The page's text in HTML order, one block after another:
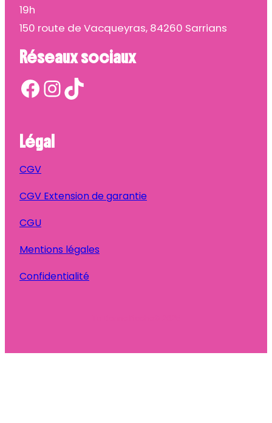
19h
150 route de Vacqueyras, 84260 Sarrians
Réseaux sociaux
Facebook InstagramTikTok
Légal
CGV
CGV Extension de garantie
CGU
Mentions légales
Confidentialité